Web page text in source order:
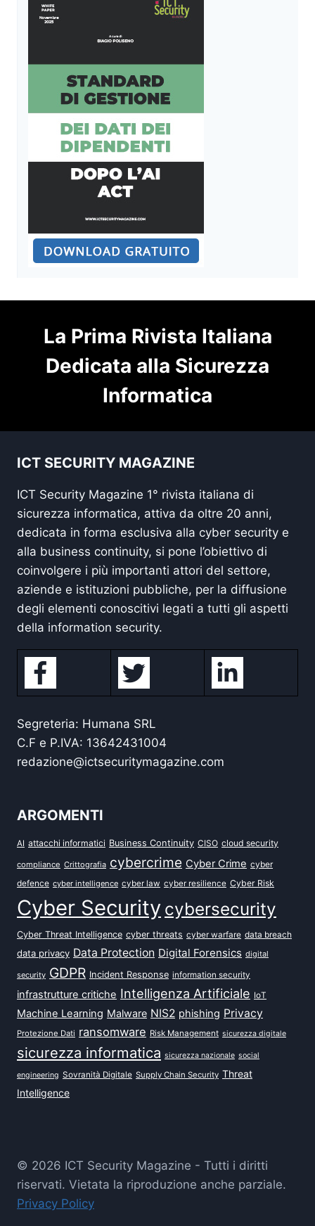
La Prima Rivista Italiana
Dedicata alla Sicurezza
Informatica
ICT SECURITY MAGAZINE
ICT Security Magazine 1° rivista italiana di
sicurezza informatica, attiva da oltre 20 anni,
dedicata in forma esclusiva alla cyber security e
alla business continuity, si pone l’obiettivo di
coinvolgere i più importanti attori del settore,
aziende e istituzioni pubbliche, per la diffusione
degli elementi conoscitivi legati a tutti gli aspetti
della information security.
Segreteria: Humana SRL
C.F e P.IVA: 13642431004
redazione@ictsecuritymagazine.com
ARGOMENTI
AI attacchi informatici Business Continuity CISO cloud security
compliance Crittografia cybercrime Cyber Crime cyber
defence cyber intelligence cyber law cyber resilience Cyber Risk
Cyber Security cybersecurity
Cyber Threat Intelligence cyber threats cyber warfare data breach
data privacy Data Protection Digital Forensics digital
security GDPR Incident Response information security
infrastrutture critiche Intelligenza Artificiale IoT
Machine Learning Malware NIS2 phishing Privacy
Protezione Dati ransomware Risk Management sicurezza digitale
sicurezza informatica sicurezza nazionale social
engineering Sovranità Digitale Supply Chain Security Threat
Intelligence
© 2026 ICT Security Magazine - Tutti i diritti
riservati. Vietata la riproduzione anche parziale.
Privacy Policy